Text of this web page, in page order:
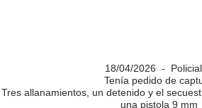
18/04/2026 -
Tenía pedido de
Tres allanamientos, un detenido y el
una pistola 9 mm